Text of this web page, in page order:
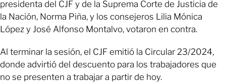
presidenta del CJF y de la Suprema Corte de Justicia de
la Nación, Norma Piña, y los consejeros Lilia Mónica
López y José Alfonso Montalvo, votaron en contra.
Al terminar la sesión, el CJF emitió la Circular 23/2024,
donde advirtió del descuento para los trabajadores que
no se presenten a trabajar a partir de hoy.